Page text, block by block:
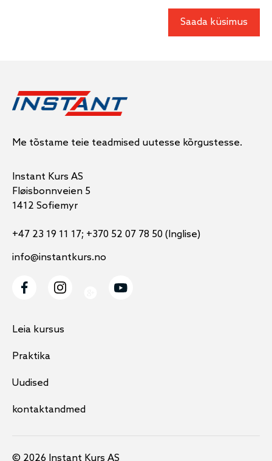
Me tõstame teie teadmised uutesse kõrgustesse.
Instant Kurs AS
Fløisbonnveien 5
1412 Sofiemyr
+47 23 19 11 17; +370 52 07 78 50 (Inglise)
info@instantkurs.no
Leia kursus
Praktika
Uudised
kontaktandmed
© 2026 Instant Kurs AS